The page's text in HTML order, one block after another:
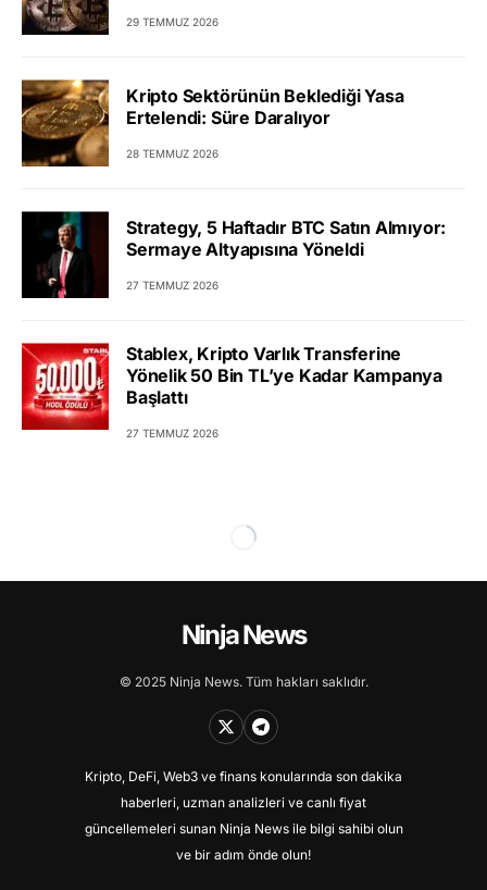
29 TEMMUZ 2026
Kripto Sektörünün Beklediği Yasa
Ertelendi: Süre Daralıyor
28 TEMMUZ 2026
Strategy, 5 Haftadır BTC Satın Almıyor:
Sermaye Altyapısına Yöneldi
27 TEMMUZ 2026
Stablex, Kripto Varlık Transferine
Yönelik 50 Bin TL’ye Kadar Kampanya
Başlattı
27 TEMMUZ 2026
Ninja News
© 2025 Ninja News. Tüm hakları saklıdır.
Kripto, DeFi, Web3 ve finans konularında son dakika
haberleri, uzman analizleri ve canlı fiyat
güncellemeleri sunan Ninja News ile bilgi sahibi olun
ve bir adım önde olun!